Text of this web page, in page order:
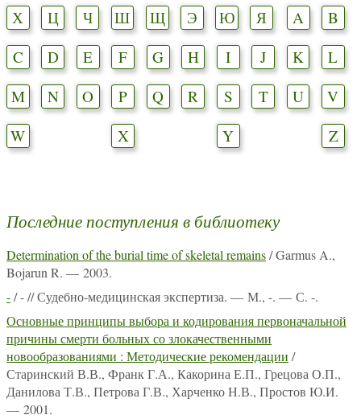
Х
Ц Ч Ш Щ Э Ю Я A
B
C
D E F G H I J K
L
M
N O P Q R S T U
V
W
X Y Z
Последние поступления в библиотеку
Determination of the burial time of skeletal remains/ Garmus A.,
Bojarun R. — 2003.
-/ - // Судебно-медицинская экспертиза. — М., -. — С. -.
Основные принципы выбора и кодирования первоначальной
причины смерти больных со злокачественными
новообразованиями : Методические рекомендации /
Старинский В.В., Франк Г.А., Какорина Е.П., Грецова О.П.,
Данилова Т.В., Петрова Г.В., Харченко Н.В., Простов Ю.И.
— 2001.